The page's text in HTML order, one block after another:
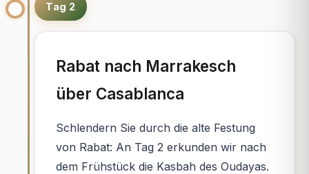
Tag 2
Rabat nach Marrakesch
über Casablanca
Schlendern Sie durch die alte Festung
von Rabat: An Tag 2 erkunden wir nach
dem Frühstück die Kasbah des Oudayas.